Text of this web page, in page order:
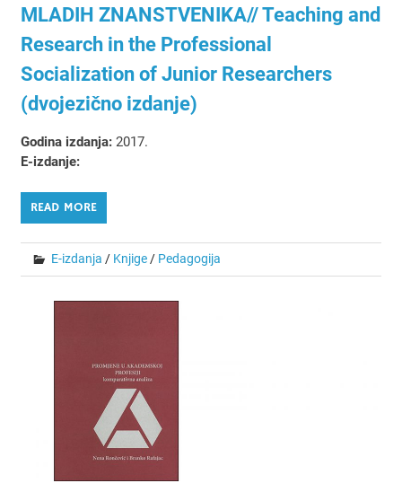
MLADIH ZNANSTVENIKA// Teaching and
Research in the Professional
Socialization of Junior Researchers
(dvojezično izdanje)
Godina izdanja:2017.
E-izdanje:
READ MORE
E-izdanja / Knjige/ Pedagogija